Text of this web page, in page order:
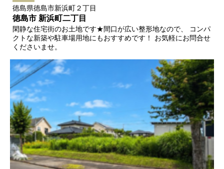
徳島県徳島市新浜町２丁目
徳島市 新浜町二丁目
閑静な住宅街のお土地です★間口が広い整形地なので、 コンパ
クトな新築や駐車場用地にもおすすめです！ お気軽にお問合せ
くださいませ。